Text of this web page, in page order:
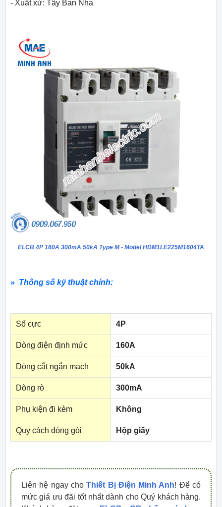
- Xuất xứ: Tây Ban Nha
ELCB 4P 160A 300mA 50kA Type M - Model HDM1LE225M1604TA
» Thông số kỹ thuật chính:
Số cực 4P
Dòng điện định mức 160A
Dòng cắt ngắn mạch 50kA
Dòng rò 300mA
Phụ kiện đi kèm Không
Quy cách đóng gói Hộp giấy
Liên hệ ngay choThiết Bị Điện Minh Anh! Để có
mức giá ưu đãi tốt nhất dành cho Quý khách hàng.